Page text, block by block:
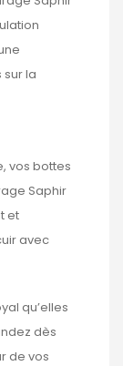
la
vos bottes
Saphir
et
avec
qu’elles
dès
de vos